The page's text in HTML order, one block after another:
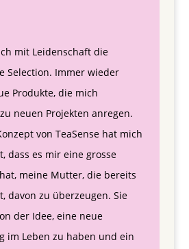
mit Leidenschaft die
Selection. Immer wieder
Produkte, die mich
neuen Projekten anregen.
von TeaSense hat mich
dass es mir eine grosse
meine Mutter, die bereits
davon zu überzeugen. Sie
der Idee, eine neue
im Leben zu haben und ein